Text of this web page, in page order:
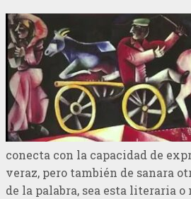
conecta con la capacidad de
veraz, pero también de sanara
de la palabra, sea esta literaria o